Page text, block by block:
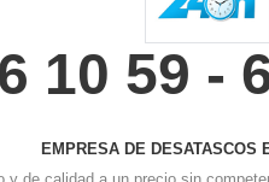
10 59 -
EMPRESA DE DESATASCOS